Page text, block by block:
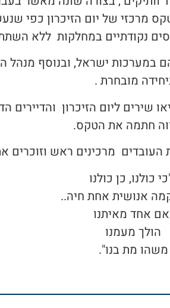
מרכזי של יום הזיכרון כפי
נקודתיים במחלקות ללא
ישראל, ובנוסף מנהל
מובחרת .
ליום הזיכרון והדיירים
חתמה את הטקס.
העובדים מרכינים ראש וזוכרים
כולנו, כן כולנו
אנושית אחת חיה..
אחד מאיתנו
הולך מעמנו
משהו מת בנו".